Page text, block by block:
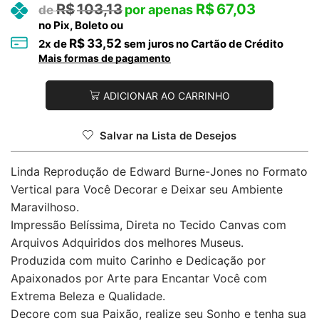
R$103,13 R$67,03
no Pix, Boleto ou
2x de R$ 33,52 sem juros no Cartão de Crédito
Mais formas de pagamento
ADICIONAR AO CARRINHO
Salvar na Lista de Desejos
Linda Reprodução de Edward Burne-Jones no Formato
Vertical para Você Decorar e Deixar seu Ambiente
Maravilhoso.
Impressão Belíssima, Direta no Tecido Canvas com
Arquivos Adquiridos dos melhores Museus.
Produzida com muito Carinho e Dedicação por
Apaixonados por Arte para Encantar Você com
Extrema Beleza e Qualidade.
Decore com sua Paixão, realize seu Sonho e tenha sua